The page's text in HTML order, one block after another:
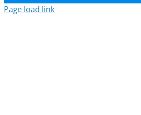
Page load link